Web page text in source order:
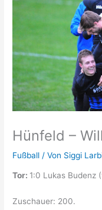
Hünfeld –
Fußball / Von Siggi
Tor: 1:0 Lukas Budenz
Zuschauer: 200.